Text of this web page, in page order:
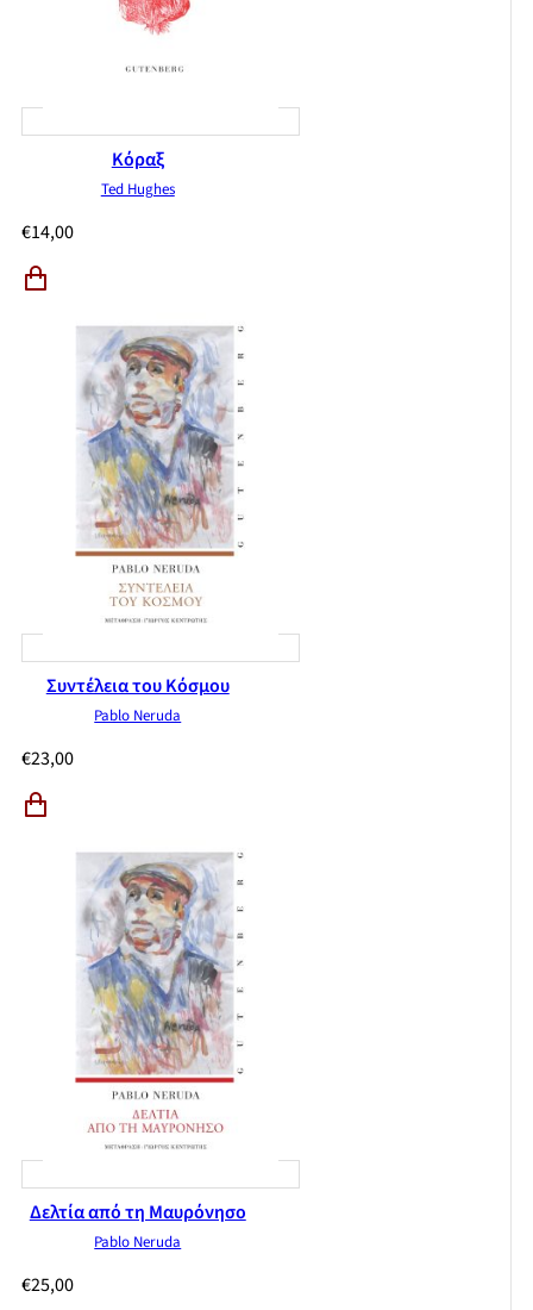
Κόραξ
Ted Hughes
€14,00
Συντέλεια του Κόσμου
Pablo Neruda
€23,00
Δελτία από τη Μαυρόνησο
Pablo Neruda
€25,00